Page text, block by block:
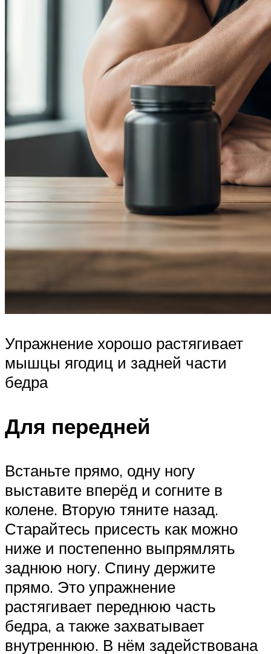
Упражнение хорошо растягивает
мышцы ягодиц и задней части
бедра
Для передней
Встаньте прямо, одну ногу
выставите вперёд и согните в
колене. Вторую тяните назад.
Старайтесь присесть как можно
ниже и постепенно выпрямлять
заднюю ногу. Спину держите
прямо. Это упражнение
растягивает переднюю часть
бедра, а также захватывает
внутреннюю. В нём задействована